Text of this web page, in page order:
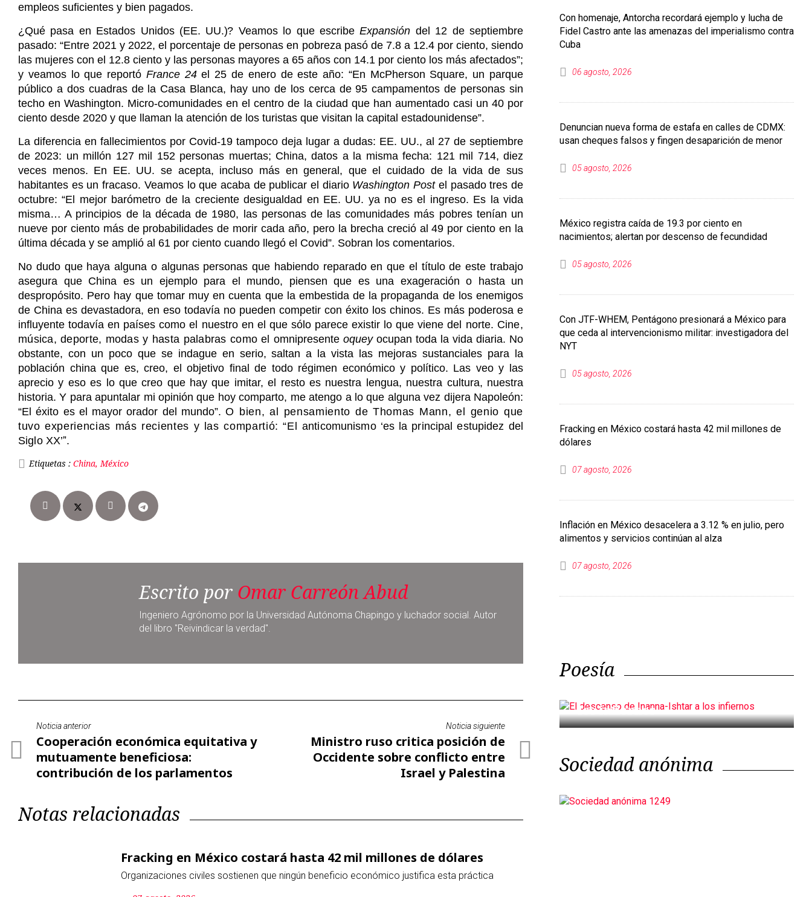
empleos suficientes y bien pagados.
¿Qué pasa en Estados Unidos (EE. UU.)? Veamos lo que escribeExpansión del 12 de septiembre
pasado: “Entre 2021 y 2022, el porcentaje de personas en pobreza pasó de 7.8 a 12.4 por ciento, siendo
las mujeres con el 12.8 ciento y las personas mayores a 65 años con 14.1 por ciento los más afectados”;
y veamos lo que reportó France 24el 25 de enero de este año: “En McPherson Square, un parque
público a dos cuadras de la Casa Blanca, hay uno de los cerca de 95 campamentos de personas sin
techo en Washington. Micro-comunidades en el centro de la ciudad que han aumentado casi un 40 por
ciento desde 2020 y que llaman la atención de los turistas que visitan la capital estadounidense”.
La diferencia en fallecimientos por Covid-19 tampoco deja lugar a dudas: EE. UU., al 27 de septiembre
de 2023: un millón 127 mil 152 personas muertas; China, datos a la misma fecha: 121 mil 714, diez
veces menos. En EE. UU. se acepta, incluso más en general, que el cuidado de la vida de sus
habitantes es un fracaso. Veamos lo que acaba de publicar el diario Washington Postel pasado tres de
octubre: “El mejor barómetro de la creciente desigualdad en EE. UU. ya no es el ingreso. Es la vida
misma… A principios de la década de 1980, las personas de las comunidades más pobres tenían un
nueve por ciento más de probabilidades de morir cada año, pero la brecha creció al 49 por ciento en la
última década y se amplió al 61 por ciento cuando llegó el Covid”. Sobran los comentarios.
No dudo que haya alguna o algunas personas que habiendo reparado en que el título de este trabajo
asegura que China es un ejemplo para el mundo, piensen que es una exageración o hasta un
despropósito. Pero hay que tomar muy en cuenta que la embestida de la propaganda de los enemigos
de China es devastadora, en eso todavía no pueden competir con éxito los chinos. Es más poderosa e
influyente todavía en países como el nuestro en el que sólo parece existir lo que viene del norte. Cine,
música, deporte, modas y hasta palabras comoel omnipresente oqueyocupan toda la vida diaria. No
obstante, con un poco que se indague en serio, saltan a la vista las mejoras sustanciales para la
población china que es, creo, el objetivo final de todo régimen económico y político. Las veo y las
aprecio y eso es lo que creo que hay que imitar, el resto es nuestra lengua, nuestra cultura, nuestra
historia. Y para apuntalar mi opinión que hoy comparto, me atengo a lo que alguna vez dijera Napoleón:
“El éxito es el mayor orador del mundo”.O bien, al pensamiento de Thomas Mann, el genio que
tuvo experiencias más recientes y las compartió: “El anticomunismo ‘es la principal estupidez del
Siglo XX’ˮ.
Etiquetas : China, México
Escrito por Omar Carreón Abud
Ingeniero Agrónomo por la Universidad Autónoma Chapingo y luchador social. Autor
del libro "Reivindicar la verdad".
Noticia anterior
Cooperación económica equitativa y
mutuamente beneficiosa:
contribución de los parlamentos
Noticia siguiente
Ministro ruso critica posición de
Occidente sobre conflicto entre
Israel y Palestina
Notas relacionadas
Fracking en México costará hasta 42 mil millones de dólares
Organizaciones civiles sostienen que ningún beneficio económico justifica esta práctica
Con homenaje, Antorcha recordará ejemplo y lucha de
Fidel Castro ante las amenazas del imperialismo contra
Cuba
06 agosto, 2026
Denuncian nueva forma de estafa en calles de CDMX:
usan cheques falsos y fingen desaparición de menor
05 agosto, 2026
México registra caída de 19.3 por ciento en
nacimientos; alertan por descenso de fecundidad
05 agosto, 2026
Con JTF-WHEM, Pentágono presionará a México para
que ceda al intervencionismo militar: investigadora del
NYT
05 agosto, 2026
Fracking en México costará hasta 42 mil millones de
dólares
07 agosto, 2026
Inflación en México desacelera a 3.12 % en julio, pero
alimentos y servicios continúan al alza
07 agosto, 2026
Poesía
los infiernos
Sociedad anónima